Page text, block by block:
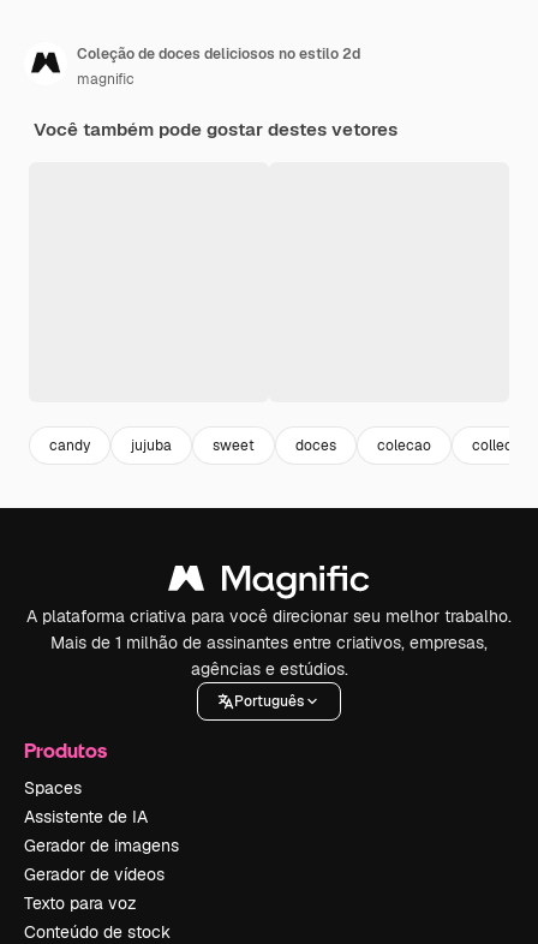
Coleção de doces deliciosos no estilo 2d
magnific
Você também pode gostar destes vetores
candy jujuba sweet doces colecao collection
A plataforma criativa para você direcionar seu melhor trabalho.
Mais de 1 milhão de assinantes entre criativos, empresas,
agências e estúdios.
Português
Produtos
Spaces
Assistente de IA
Gerador de imagens
Gerador de vídeos
Texto para voz
Conteúdo de stock